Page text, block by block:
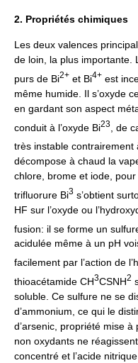
2. Propriétés chimiques
Les deux valences
de loin, la plus importante.
purs de Bi2+ et Bi4+ est
même humide. Il s’oxyde
en gardant son aspect
conduit à l’oxyde Bi23 , de
très instable contrairement
décompose à chaud la
chlore, brome et iode,
trifluorure Bi3 s’obtient
HF sur l’oxyde ou
fusion: il se forme un
acidulée même à un pH
facilement par l’action de
thioacétamide CH3CSNH2
soluble. Ce sulfure ne se
d’ammonium, ce qui le
d’arsenic, propriété mise
non oxydants ne
concentré et l’acide